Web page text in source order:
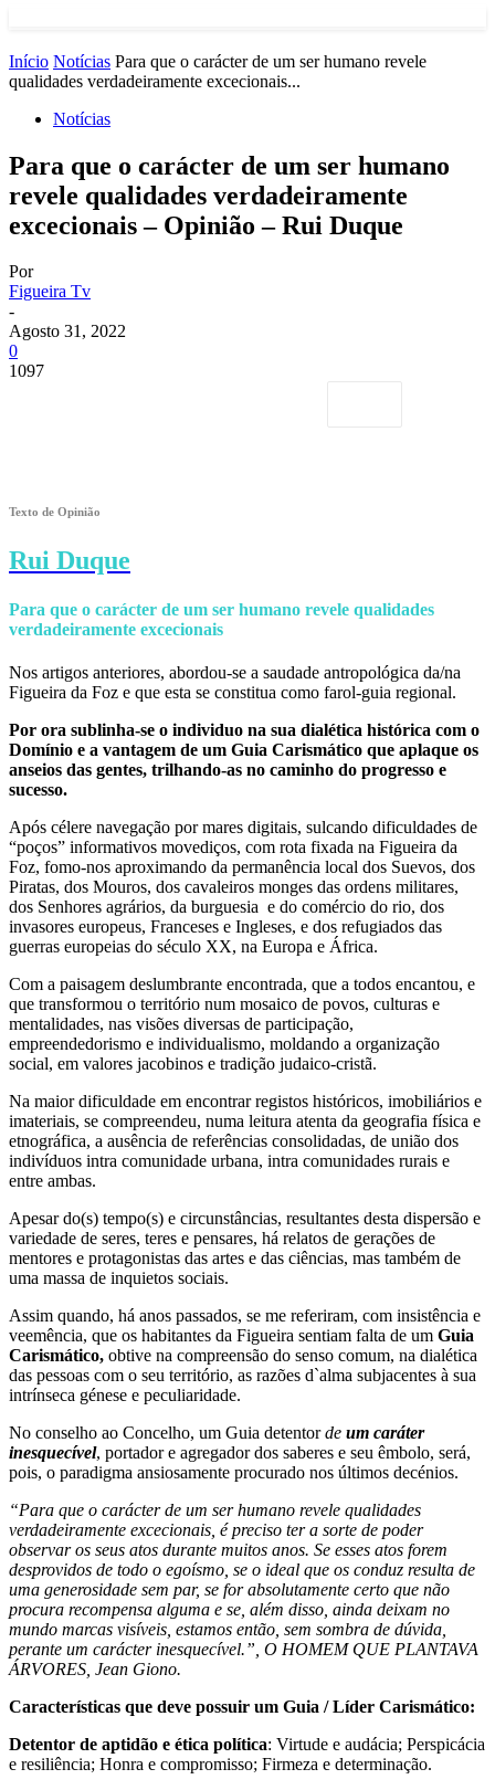
Início Notícias Para que o carácter de um ser humano revele
qualidades verdadeiramente excecionais...
Notícias
Para que o carácter de um ser humano
revele qualidades verdadeiramente
excecionais – Opinião – Rui Duque
Por
Figueira Tv
-
Agosto 31, 2022
0
1097
Texto de Opinião
Rui Duque
Para que o carácter de um ser humano revele qualidades
verdadeiramente excecionais
Nos artigos anteriores, abordou-se a saudade antropológica da/na
Figueira da Foz e que esta se constitua como farol-guia regional.
Por ora sublinha-se o individuo na sua dialética histórica com o
Domínio e a vantagem de um Guia Carismático que aplaque os
anseios das gentes, trilhando-as no caminho do progresso e
sucesso.
Após célere navegação por mares digitais, sulcando dificuldades de
“poços” informativos movediços, com rota fixada na Figueira da
Foz, fomo-nos aproximando da permanência local dos Suevos, dos
Piratas, dos Mouros, dos cavaleiros monges das ordens militares,
dos Senhores agrários, da burguesia e do comércio do rio, dos
invasores europeus, Franceses e Ingleses, e dos refugiados das
guerras europeias do século XX, na Europa e África.
Com a paisagem deslumbrante encontrada, que a todos encantou, e
que transformou o território num mosaico de povos, culturas e
mentalidades, nas visões diversas de participação,
empreendedorismo e individualismo, moldando a organização
social, em valores jacobinos e tradição judaico-cristã.
Na maior dificuldade em encontrar registos históricos, imobiliários e
imateriais, se compreendeu, numa leitura atenta da geografia física e
etnográfica, a ausência de referências consolidadas, de união dos
indivíduos intra comunidade urbana, intra comunidades rurais e
entre ambas.
Apesar do(s) tempo(s) e circunstâncias, resultantes desta dispersão e
variedade de seres, teres e pensares, há relatos de gerações de
mentores e protagonistas das artes e das ciências, mas também de
uma massa de inquietos sociais.
Assim quando, há anos passados, se me referiram, com insistência e
veemência, que os habitantes da Figueira sentiam falta de um Guia
Carismático, obtive na compreensão do senso comum, na dialética
das pessoas com o seu território, as razões d`alma subjacentes à sua
intrínseca génese e peculiaridade.
No conselho ao Concelho, um Guia detentorde um caráter
inesquecível, portador e agregador dos saberes e seu êmbolo, será,
pois, o paradigma ansiosamente procurado nos últimos decénios.
“Para que o carácter de um ser humano revele qualidades
verdadeiramente excecionais, é preciso ter a sorte de poder
observar os seus atos durante muitos anos. Se esses atos forem
desprovidos de todo o egoísmo, se o ideal que os conduz resulta de
uma generosidade sem par, se for absolutamente certo que não
procura recompensa alguma e se, além disso, ainda deixam no
mundo marcas visíveis, estamos então, sem sombra de dúvida,
perante um carácter inesquecível.”, O HOMEM QUE PLANTAVA
ÁRVORES, Jean Giono.
Características que deve possuir um Guia / Líder Carismático:
Detentor de aptidão e ética política: Virtude e audácia; Perspicácia
e resiliência; Honra e compromisso; Firmeza e determinação.